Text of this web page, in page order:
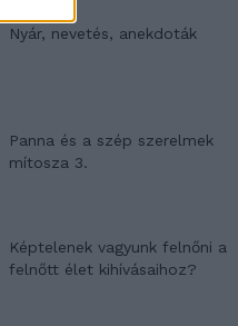
Nyár, nevetés, anekdoták
Panna és a szép szerelmek
mítosza 3.
Képtelenek vagyunk felnőni a
felnőtt élet kihívásaihoz?